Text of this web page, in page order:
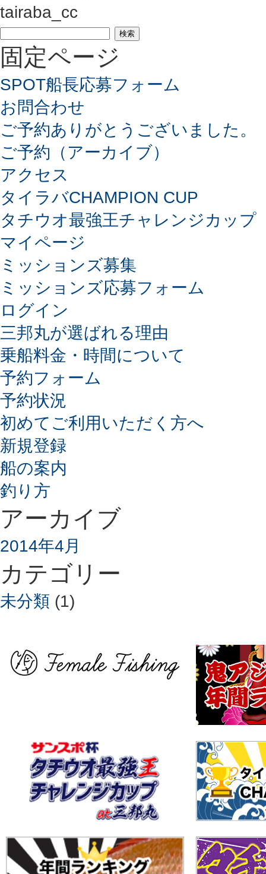
tairaba_cc
検
索:
固定ページ
SPOT船長応募フォーム
お問合わせ
ご予約ありがとうございました。
ご予約（アーカイブ）
アクセス
タイラバCHAMPION CUP
タチウオ最強王チャレンジカップ
マイページ
ミッションズ募集
ミッションズ応募フォーム
ログイン
三邦丸が選ばれる理由
乗船料金・時間について
予約フォーム
予約状況
初めてご利用いただく方へ
新規登録
船の案内
釣り方
アーカイブ
2014年4月
カテゴリー
未分類 (1)